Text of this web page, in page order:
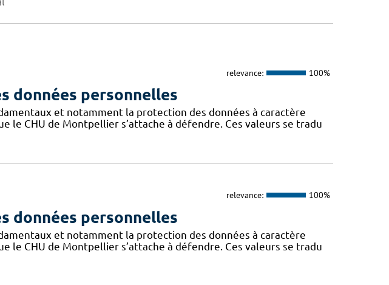
relevance: 100%
données personnelles
et notamment la protection des données à caractère
le CHU de Montpellier s’attache à défendre. Ces valeurs se tradu
relevance: 100%
données personnelles
et notamment la protection des données à caractère
le CHU de Montpellier s’attache à défendre. Ces valeurs se tradu